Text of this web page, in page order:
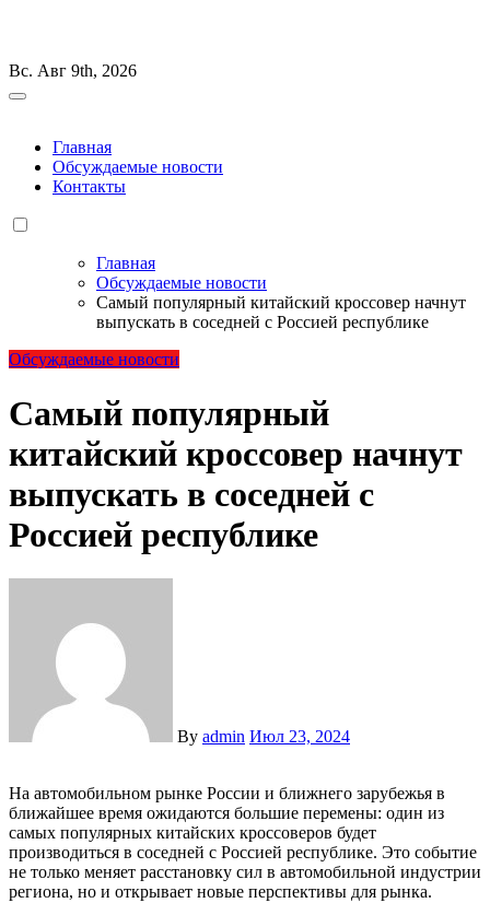
содержанию
Вс. Авг 9th, 2026
Главная
Обсуждаемые новости
Контакты
Главная
Обсуждаемые новости
Самый популярный китайский кроссовер начнут
выпускать в соседней с Россией республике
Обсуждаемые новости
Самый популярный
китайский кроссовер начнут
выпускать в соседней с
Россией республике
By admin Июл 23, 2024
На автомобильном рынке России и ближнего зарубежья в
ближайшее время ожидаются большие перемены: один из
самых популярных китайских кроссоверов будет
производиться в соседней с Россией республике. Это событие
не только меняет расстановку сил в автомобильной индустрии
региона, но и открывает новые перспективы для рынка.